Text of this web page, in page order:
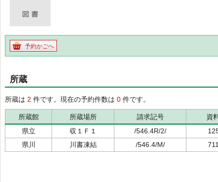
予約かごへ
所蔵
所蔵は 2 件です。現在の予約件数は 0 件です。
所蔵館 所蔵場所 請求記号
資
県立
収１Ｆ１ /546.4R/2/
県川
川書凍結 /546.4/M/